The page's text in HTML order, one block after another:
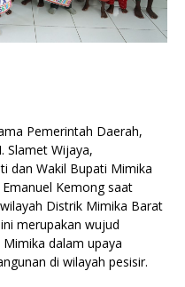
Pemerintah Daerah,
Slamet Wijaya,
dan Wakil Bupati Mimika
Kemong saat
Distrik Mimika Barat
merupakan wujud
dalam upaya
di wilayah pesisir.